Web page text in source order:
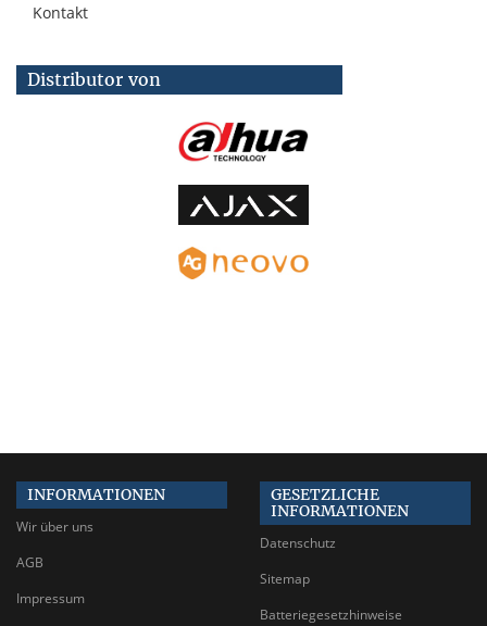
Kontakt
Distributor von
INFORMATIONEN
Wir über uns
AGB
Impressum
GESETZLICHE
INFORMATIONEN
Datenschutz
Sitemap
Batteriegesetzhinweise